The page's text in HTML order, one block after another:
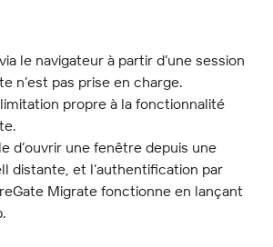
le navigateur à partir d’une session
n’est pas prise en charge.
propre à la fonctionnalité
d’ouvrir une fenêtre depuis une
distante, et l’authentification par
Migrate fonctionne en lançant